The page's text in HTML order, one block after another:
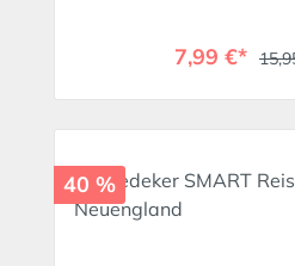
7,99 €*
40 %